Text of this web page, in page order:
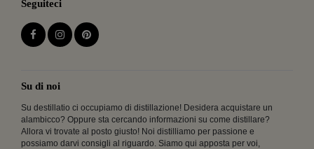
Seguiteci
Su di noi
Su destillatio ci occupiamo di distillazione! Desidera acquistare un
alambicco? Oppure sta cercando informazioni su come distillare?
Allora vi trovate al posto giusto! Noi distilliamo per passione e
possiamo darvi consigli al riguardo. Siamo qui apposta per voi,